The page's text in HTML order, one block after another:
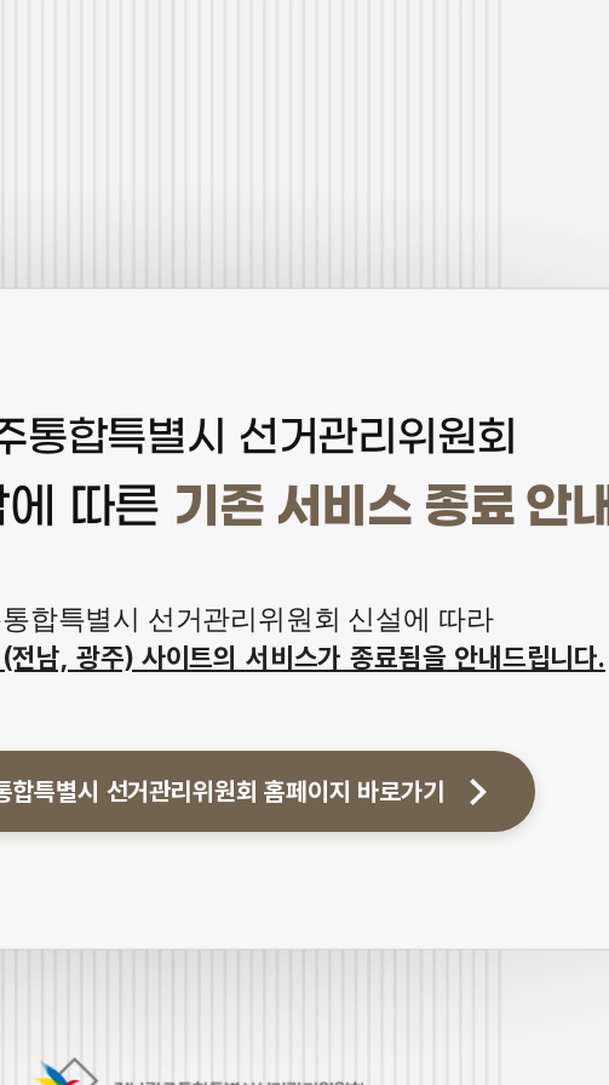
통합특별시 선거관리위원회
따른 기존 서비스 종료 안내
합특별시 선거관리위원회 신설에 따라
전남, 광주) 사이트의 서비스가 종료됨을 안내드립니다.
합특별시 선거관리위원회 홈페이지 바로가기